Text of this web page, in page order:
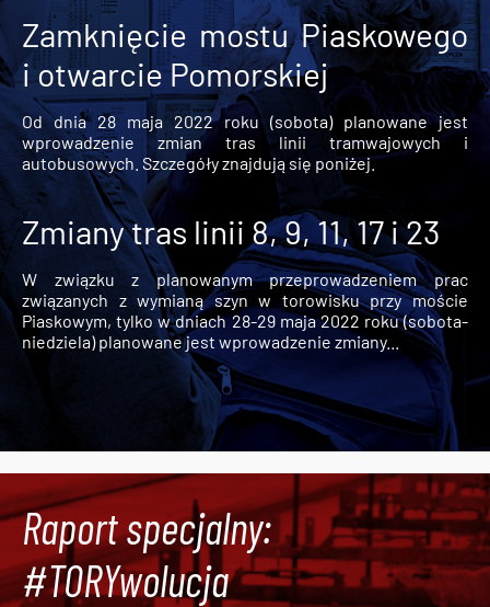
Zamknięcie mostu Piaskowego
i otwarcie Pomorskiej
Od dnia 28 maja 2022 roku (sobota) planowane jest
wprowadzenie zmian tras linii tramwajowych i
autobusowych. Szczegóły znajdują się poniżej.
Zmiany tras linii 8, 9, 11, 17 i 23
W związku z planowanym przeprowadzeniem prac
związanych z wymianą szyn w torowisku przy moście
Piaskowym, tylko w dniach 28-29 maja 2022 roku (sobota-
niedziela) planowane jest wprowadzenie zmiany...
Raport specjalny:
#TORYwolucja